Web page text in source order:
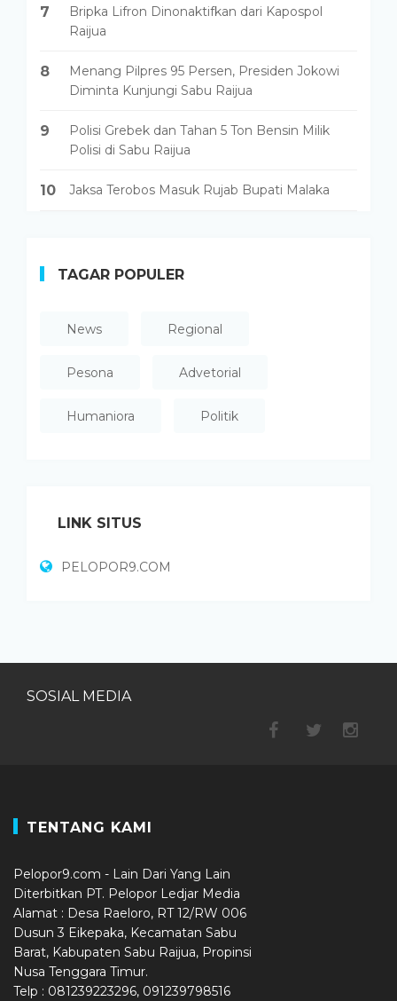
7
Bripka Lifron Dinonaktifkan dari Kapospol
Raijua
8
Menang Pilpres 95 Persen, Presiden Jokowi
Diminta Kunjungi Sabu Raijua
9
Polisi Grebek dan Tahan 5 Ton Bensin Milik
Polisi di Sabu Raijua
10 Jaksa Terobos Masuk Rujab Bupati Malaka
TAGAR POPULER
News Regional
Pesona Advetorial
Humaniora Politik
LINK SITUS
PELOPOR9.COM
SOSIAL MEDIA
TENTANG KAMI
Pelopor9.com - Lain Dari Yang Lain
Diterbitkan PT. Pelopor Ledjar Media
Alamat : Desa Raeloro, RT 12/RW 006
Dusun 3 Eikepaka, Kecamatan Sabu
Barat, Kabupaten Sabu Raijua, Propinsi
Nusa Tenggara Timur.
Telp : 081239223296, 091239798516